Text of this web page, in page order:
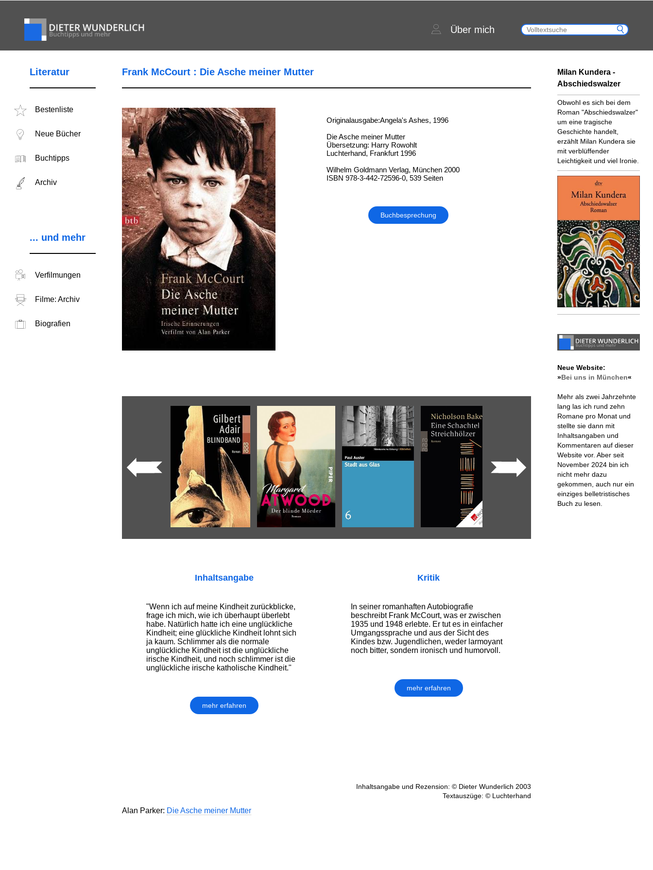
Über mich
Literatur
Bestenliste
Neue Bücher
Buchtipps
Archiv
... und mehr
Verfilmungen
Filme: Archiv
Biografien
Frank McCourt : Die Asche meiner Mutter
Originalausgabe:Angela's Ashes, 1996
Die Asche meiner Mutter
Übersetzung: Harry Rowohlt
Luchterhand, Frankfurt 1996
Wilhelm Goldmann Verlag, München 2000
ISBN 978-3-442-72596-0, 539 Seiten
Buchbesprechung
Inhaltsangabe
"Wenn ich auf meine Kindheit zurückblicke,
frage ich mich, wie ich überhaupt überlebt
habe. Natürlich hatte ich eine unglückliche
Kindheit; eine glückliche Kindheit lohnt sich
ja kaum. Schlimmer als die normale
unglückliche Kindheit ist die unglückliche
irische Kindheit, und noch schlimmer ist die
unglückliche irische katholische Kindheit."
mehr erfahren
Kritik
In seiner romanhaften Autobiografie
beschreibt Frank McCourt, was er zwischen
1935 und 1948 erlebte. Er tut es in einfacher
Umgangssprache und aus der Sicht des
Kindes bzw. Jugendlichen, weder larmoyant
noch bitter, sondern ironisch und humorvoll.
mehr erfahren
Inhaltsangabe und Rezension: © Dieter Wunderlich 2003
Textauszüge: © Luchterhand
Alan Parker: Die Asche meiner Mutter
Milan Kundera -
Abschiedswalzer
Obwohl es sich bei dem
Roman "Abschiedswalzer"
um eine tragische
Geschichte handelt,
erzählt Milan Kundera sie
mit verblüffender
Leichtigkeit und viel Ironie.
Neue Website:
»Bei uns in München«
Mehr als zwei Jahrzehnte
lang las ich rund zehn
Romane pro Monat und
stellte sie dann mit
Inhaltsangaben und
Kommentaren auf dieser
Website vor. Aber seit
November 2024 bin ich
nicht mehr dazu
gekommen, auch nur ein
einziges belletristisches
Buch zu lesen.